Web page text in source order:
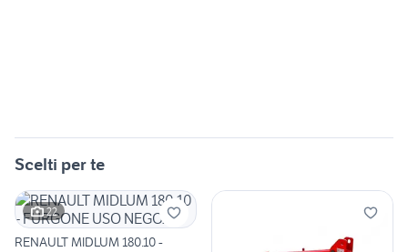
Scelti per te
22
RENAULT MIDLUM 180.10 -